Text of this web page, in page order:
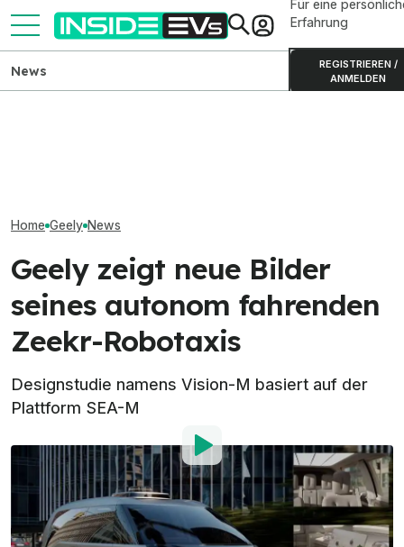
Für eine
Erfahrung
REGISTRIEREN /
ANMELDEN
News
Home Geely News
Geely zeigt neue Bilder
seines autonom fahrenden
Zeekr-Robotaxis
Designstudie namens Vision-M basiert auf der
Plattform SEA-M
Von Stefan Leichsenring
30. Nov. 2022um10:03 Uhr